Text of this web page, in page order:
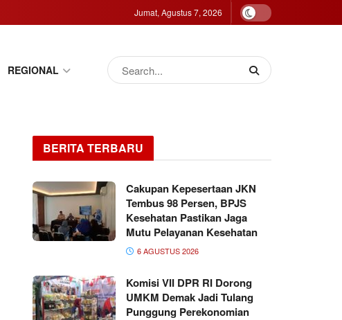
Jumat, Agustus 7, 2026
REGIONAL
BERITA TERBARU
Cakupan Kepesertaan JKN
Tembus 98 Persen, BPJS
Kesehatan Pastikan Jaga
Mutu Pelayanan Kesehatan
6 AGUSTUS 2026
Komisi VII DPR RI Dorong
UMKM Demak Jadi Tulang
Punggung Perekonomian